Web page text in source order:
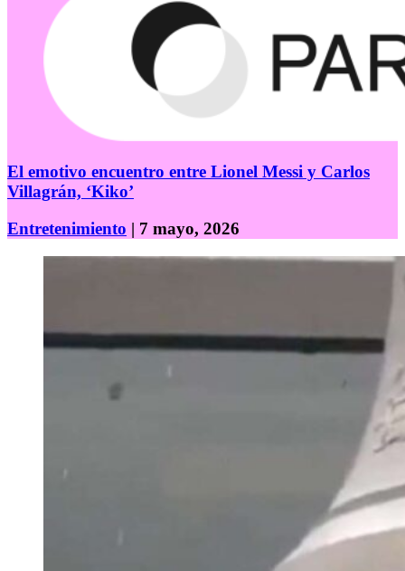
El emotivo encuentro entre Lionel Messi y Carlos
Villagrán, ‘Kiko’
Entretenimiento | 7 mayo, 2026